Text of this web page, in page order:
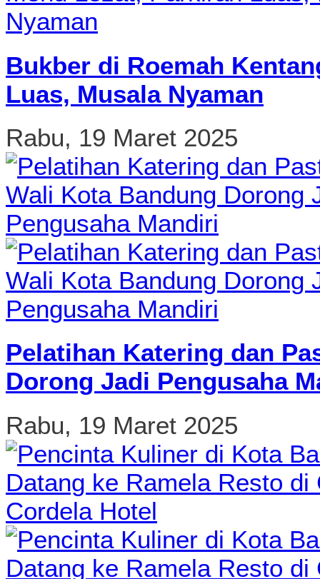
Bukber di Roemah
Luas, Musala Nyaman
Rabu, 19 Maret 2025
Pelatihan Katering dan
Dorong Jadi Pengusaha
Rabu, 19 Maret 2025